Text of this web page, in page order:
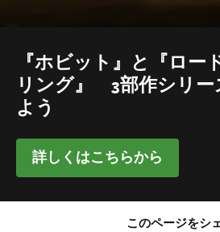
『ホビット』と『ロー
リング』 3部作シリー
よう
詳しくはこちらから
このページをシ